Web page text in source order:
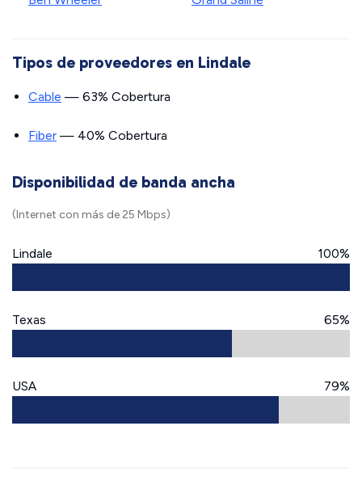
Tipos de proveedores en Lindale
Cable — 63% Cobertura
Fiber — 40% Cobertura
Disponibilidad de banda ancha
(Internet con más de 25 Mbps)
Lindale 100%
Texas 65%
USA 79%